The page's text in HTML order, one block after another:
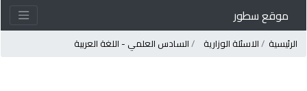
موقع سطور
الرئيسية الاسئلة الوزارية السادس العلمي - اللغة العربية